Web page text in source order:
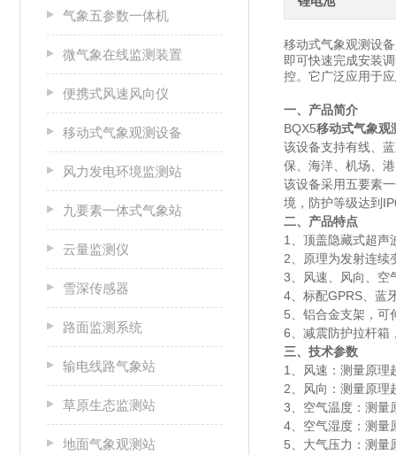
气象五参数一体机
微气象在线监测装置
便携式风速风向仪
移动式气象观测设备
风力发电环境监测站
九要素一体式气象站
云量监测仪
雪深传感器
路面监测系统
输电线路气象站
草原生态监测站
地面气象观测站
移动式气象观测设
即可快速完成安装
控。它广泛应用于
一、产品简介
BQX5移动式气象观
该设备支持有线、
保、海洋、机场、
该设备采用五要素
境，防护等级达到
二、产品特点
1、顶盖隐藏式超
2、原理为发射连
3、风速、风向、空
4、标配GPRS、蓝
5、铝合金支架，可
6、减震防护拉杆箱
三、技术参数
1、风速：测量原理
2、风向：测量原理
3、空气温度：测
4、空气湿度：测量
5、大气压力：测量